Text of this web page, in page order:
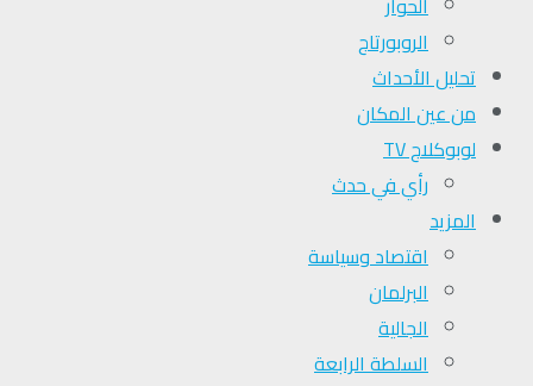
الروبورتاج
تحلیل الأحداث
من عين المكان
لوبوكلاج TV
رأي في حدث
المزيد
اقتصاد وسياسة
البرلمان
الجالية
السلطة الرابعة